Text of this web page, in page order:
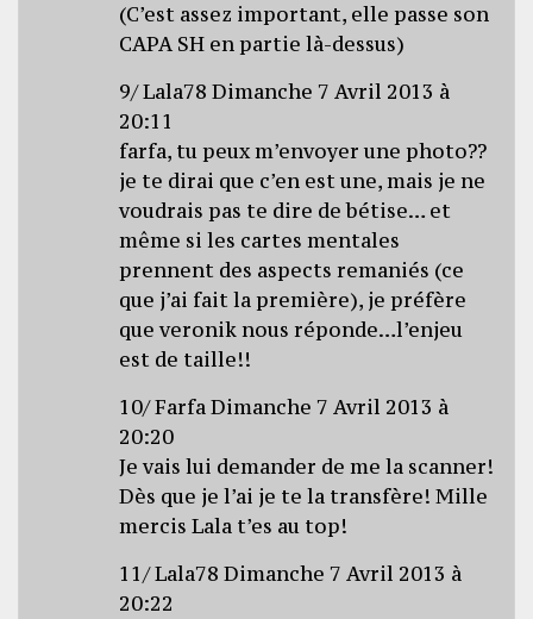
(C’est assez important, elle passe son
CAPA SH en partie là-dessus)
9/ Lala78 Dimanche 7 Avril 2013 à
20:11
farfa, tu peux m’envoyer une photo??
je te dirai que c’en est une, mais je ne
voudrais pas te dire de bétise… et
même si les cartes mentales
prennent des aspects remaniés (ce
que j’ai fait la première), je préfère
que veronik nous réponde…l’enjeu
est de taille!!
10/ Farfa Dimanche 7 Avril 2013 à
20:20
Je vais lui demander de me la scanner!
Dès que je l’ai je te la transfère! Mille
mercis Lala t’es au top!
11/ Lala78 Dimanche 7 Avril 2013 à
20:22